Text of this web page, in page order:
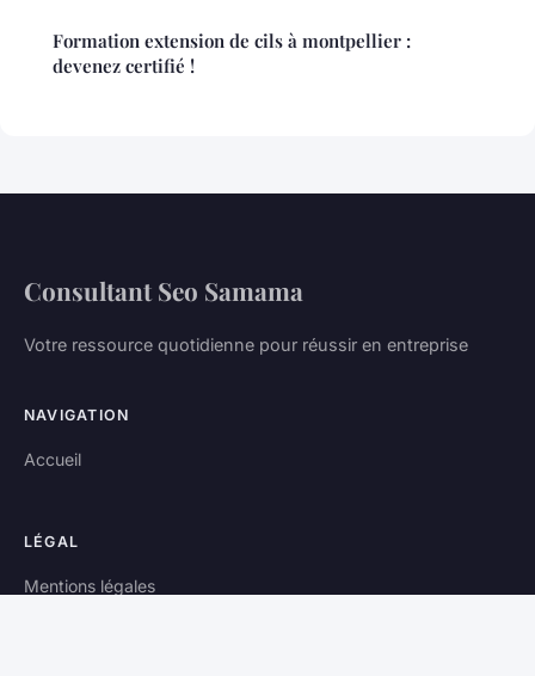
Formation extension de cils à montpellier :
devenez certifié !
Consultant Seo Samama
Votre ressource quotidienne pour réussir en entreprise
NAVIGATION
Accueil
LÉGAL
Mentions légales